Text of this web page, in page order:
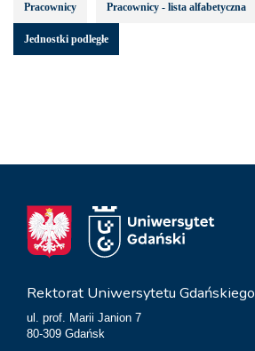
Pracownicy Pracownicy - lista alfabetyczna
Jednostki podległe
Rektorat Uniwersytetu Gdańskiego
ul. prof. Marii Janion 7
80-309 Gdańsk